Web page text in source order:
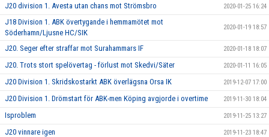
J20 division 1. Avesta utan chans mot Strömsbro 2020-01-25 16:24
J18 Division 1. ABK övertygande i hemmamötet mot
Söderhamn/Ljusne HC/SIK
2020-01-19 18:57
J20. Seger efter straffar mot Surahammars IF 2020-01-18 18:07
J20. Trots stort spelövertag - förlust mot Skedvi/Säter 2020-01-11 16:05
J20 Division 1. Skridskostarkt ABK överlägsna Orsa IK 2019-12-07 17:00
J20 Division 1. Drömstart för ABK-men Köping avgjorde i overtime 2019-11-30 18:04
Isproblem 2019-11-25 13:27
J20 vinnare igen 2019-11-23 18:47